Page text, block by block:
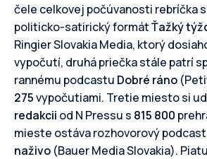
čele celkovej počúvanosti rebríčka
politicko-satirický formátŤažký
Ringier Slovakia Media, ktorý
vypočutí, druhá priečka stále patrí
rannému podcastu Dobré ráno
275vypočutiami. Tretie miesto si
redakcii od N Pressu s 815 800
mieste ostáva rozhovorový podcast
naživo (Bauer Media Slovakia).